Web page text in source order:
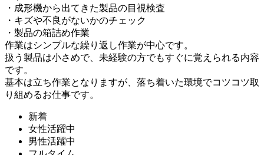
・成形機から出てきた製品の目視検査
・キズや不良がないかのチェック
・製品の箱詰め作業
作業はシンプルな繰り返し作業が中心です。
扱う製品は小さめで、未経験の方でもすぐに覚えられる内容
です。
基本は立ち作業となりますが、落ち着いた環境でコツコツ取
り組めるお仕事です。
新着
女性活躍中
男性活躍中